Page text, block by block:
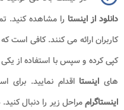
دانلود از اینستا را مشاهده کنید.
کاربران ارائه می کنند. کافی است
کپی کرده و سپس با استفاده از
های اینستااقدام نمایید. برای
اینستاگراممراحل زیر را دنبال